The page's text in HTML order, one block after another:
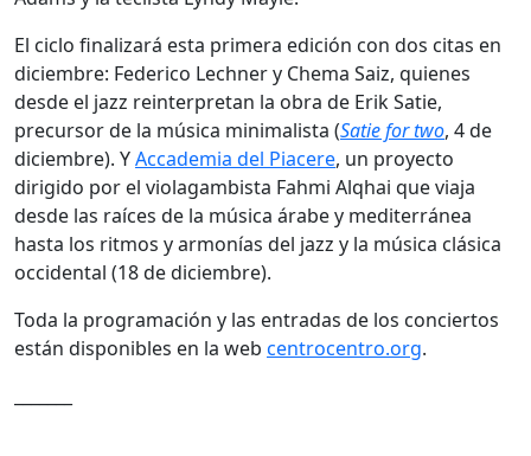
El ciclo finalizará esta primera edición con dos citas en
diciembre: Federico Lechner y Chema Saiz, quienes
desde el jazz reinterpretan la obra de Erik Satie,
precursor de la música minimalista (Satie for two, 4 de
diciembre). YAccademia del Piacere, un proyecto
dirigido por el violagambista Fahmi Alqhai que viaja
desde las raíces de la música árabe y mediterránea
hasta los ritmos y armonías del jazz y la música clásica
occidental (18 de diciembre).
Toda la programación y las entradas de los conciertos
están disponibles en la web centrocentro.org.